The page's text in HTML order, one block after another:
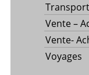
Vente –
Vente-
Voyages